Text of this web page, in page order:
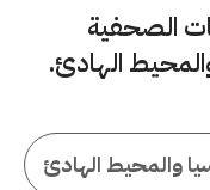
الصحفية
الهادئ.
والمحيط الهادئ